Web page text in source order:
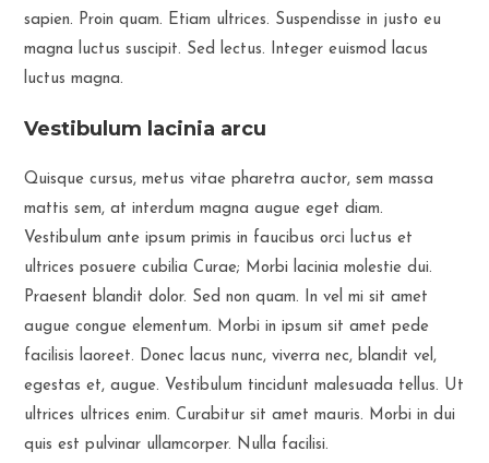
sapien. Proin quam. Etiam ultrices. Suspendisse in justo eu
magna luctus suscipit. Sed lectus. Integer euismod lacus
luctus magna.
Vestibulum lacinia arcu
Quisque cursus, metus vitae pharetra auctor, sem massa
mattis sem, at interdum magna augue eget diam.
Vestibulum ante ipsum primis in faucibus orci luctus et
ultrices posuere cubilia Curae; Morbi lacinia molestie dui.
Praesent blandit dolor. Sed non quam. In vel mi sit amet
augue congue elementum. Morbi in ipsum sit amet pede
facilisis laoreet. Donec lacus nunc, viverra nec, blandit vel,
egestas et, augue. Vestibulum tincidunt malesuada tellus. Ut
ultrices ultrices enim. Curabitur sit amet mauris. Morbi in dui
quis est pulvinar ullamcorper. Nulla facilisi.